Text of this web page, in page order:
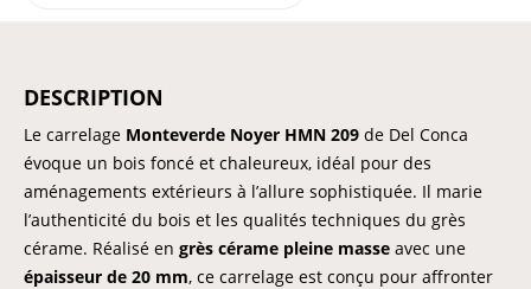
DESCRIPTION
Le carrelage Monteverde Noyer HMN 209 de Del Conca
évoque un bois foncé et chaleureux, idéal pour des
aménagements extérieurs à l’allure sophistiquée. Il marie
l’authenticité du bois et les qualités techniques du grès
cérame. Réalisé en grès cérame pleine masse avec une
épaisseur de 20 mm, ce carrelage est conçu pour affronter